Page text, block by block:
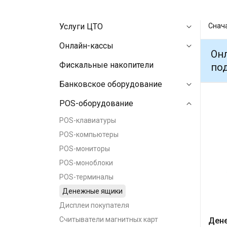
Услуги ЦТО
Онлайн-кассы
Фискальные накопители
Банковское оборудование
POS-оборудование
POS-клавиатуры
POS-компьютеры
POS-мониторы
POS-моноблоки
POS-терминалы
Денежные ящики
Дисплеи покупателя
Считыватели магнитных карт